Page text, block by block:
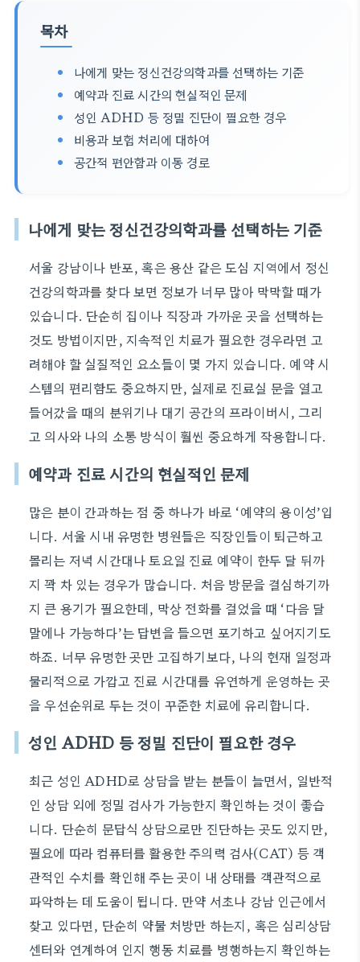
목차
나에게 맞는 정신건강의학과를 선택하는 기준
예약과 진료 시간의 현실적인 문제
성인 ADHD 등 정밀 진단이 필요한 경우
비용과 보험 처리에 대하여
공간적 편안함과 이동 경로
나에게 맞는 정신건강의학과를 선택하는 기준
서울 강남이나 반포, 혹은 용산 같은 도심 지역에서 정신
건강의학과를 찾다 보면 정보가 너무 많아 막막할 때가
있습니다. 단순히 집이나 직장과 가까운 곳을 선택하는
것도 방법이지만, 지속적인 치료가 필요한 경우라면 고
려해야 할 실질적인 요소들이 몇 가지 있습니다. 예약 시
스템의 편리함도 중요하지만, 실제로 진료실 문을 열고
들어갔을 때의 분위기나 대기 공간의 프라이버시, 그리
고 의사와 나의 소통 방식이 훨씬 중요하게 작용합니다.
예약과 진료 시간의 현실적인 문제
많은 분이 간과하는 점 중 하나가 바로 ‘예약의 용이성’입
니다. 서울 시내 유명한 병원들은 직장인들이 퇴근하고
몰리는 저녁 시간대나 토요일 진료 예약이 한두 달 뒤까
지 꽉 차 있는 경우가 많습니다. 처음 방문을 결심하기까
지 큰 용기가 필요한데, 막상 전화를 걸었을 때 ‘다음 달
말에나 가능하다’는 답변을 들으면 포기하고 싶어지기도
하죠. 너무 유명한 곳만 고집하기보다, 나의 현재 일정과
물리적으로 가깝고 진료 시간대를 유연하게 운영하는 곳
을 우선순위로 두는 것이 꾸준한 치료에 유리합니다.
성인 ADHD 등 정밀 진단이 필요한 경우
최근 성인 ADHD로 상담을 받는 분들이 늘면서, 일반적
인 상담 외에 정밀 검사가 가능한지 확인하는 것이 좋습
니다. 단순히 문답식 상담으로만 진단하는 곳도 있지만,
필요에 따라 컴퓨터를 활용한 주의력 검사(CAT) 등 객
관적인 수치를 확인해 주는 곳이 내 상태를 객관적으로
파악하는 데 도움이 됩니다. 만약 서초나 강남 인근에서
찾고 있다면, 단순히 약물 처방만 하는지, 혹은 심리상담
센터와 연계하여 인지 행동 치료를 병행하는지 확인하는